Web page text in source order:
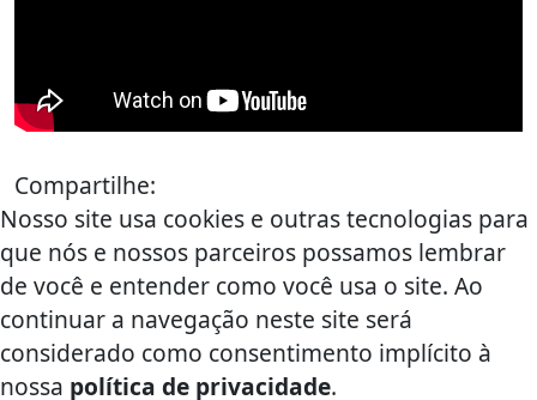
Compartilhe:
Nosso site usa cookies e outras tecnologias para
que nós e nossos parceiros possamos lembrar
de você e entender como você usa o site. Ao
continuar a navegação neste site será
considerado como consentimento implícito à
nossa política de privacidade.